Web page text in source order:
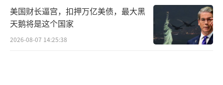
美国财长逼宫，扣押万亿美债，最大黑
天鹅将是这个国家
2026-08-07 14:25:38